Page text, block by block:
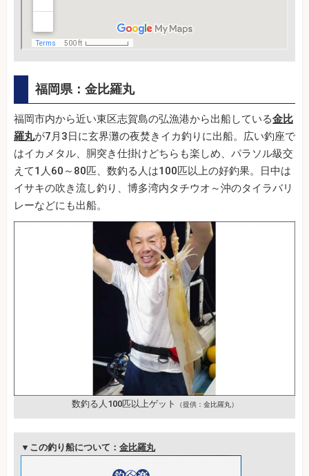
福岡県：金比羅丸
福岡市内から近い東区志賀島の弘漁港から出船している金比
羅丸が7月3日に玄界灘の夜焚きイカ釣りに出船。広い釣座で
はイカメタル、胴突き仕掛けどちらも楽しめ、パラソル級交
えて1人60～80匹、数釣る人は100匹以上の好釣果。日中は
イサキの吹き流し釣り、博多湾内タチウオ～沖のタイラバリ
レーなどにも出船。
数釣る人100匹以上ゲット （提供：金比羅丸）
▼この釣り船について： 金比羅丸